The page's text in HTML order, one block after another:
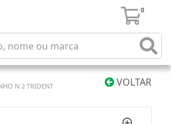
0
VOLTAR
N 2 TRIDENT